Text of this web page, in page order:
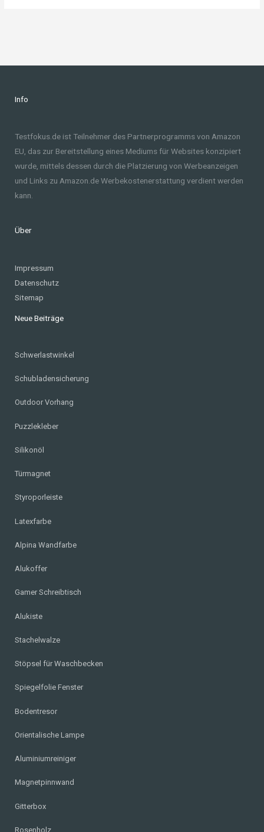
Info
Testfokus.de ist Teilnehmer des Partnerprogramms von Amazon
EU, das zur Bereitstellung eines Mediums für Websites konzipiert
wurde, mittels dessen durch die Platzierung von Werbeanzeigen
und Links zu Amazon.de Werbekostenerstattung verdient werden
kann.
Über
Impressum
Datenschutz
Sitemap
Neue Beiträge
Schwerlastwinkel
Schubladensicherung
Outdoor Vorhang
Puzzlekleber
Silikonöl
Türmagnet
Styroporleiste
Latexfarbe
Alpina Wandfarbe
Alukoffer
Gamer Schreibtisch
Alukiste
Stachelwalze
Stöpsel für Waschbecken
Spiegelfolie Fenster
Bodentresor
Orientalische Lampe
Aluminiumreiniger
Magnetpinnwand
Gitterbox
Rosenholz